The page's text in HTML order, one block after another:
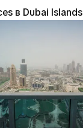
в Dubai Islands